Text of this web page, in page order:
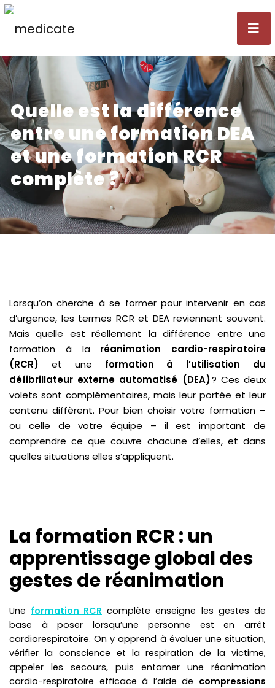
Quelle est la différence
entre une formation DEA
et une formation RCR
complète ?
Lorsqu’on cherche à se former pour intervenir en cas
d’urgence, les termes RCR et DEA reviennent souvent.
Mais quelle est réellement la différence entre une
formation à la réanimation cardio-respiratoire
(RCR) et une formation à l’utilisation du
défibrillateur externe automatisé (DEA)? Ces deux
volets sont complémentaires, mais leur portée et leur
contenu diffèrent. Pour bien choisir votre formation –
ou celle de votre équipe – il est important de
comprendre ce que couvre chacune d’elles, et dans
quelles situations elles s’appliquent.
La formation RCR : un
apprentissage global des
gestes de réanimation
Une formation RCR complète enseigne les gestes de
base à poser lorsqu’une personne est en arrêt
cardiorespiratoire. On y apprend à évaluer une situation,
vérifier la conscience et la respiration de la victime,
appeler les secours, puis entamer une réanimation
cardio-respiratoire efficace à l’aide de compressions